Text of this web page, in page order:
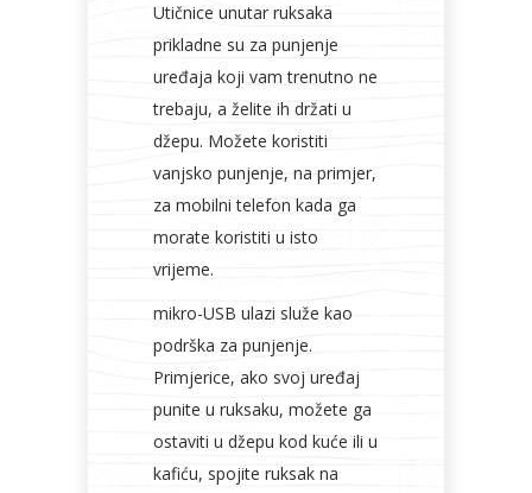
Utičnice unutar ruksaka
prikladne su za punjenje
uređaja koji vam trenutno ne
trebaju, a želite ih držati u
džepu. Možete koristiti
vanjsko punjenje, na primjer,
za mobilni telefon kada ga
morate koristiti u isto
vrijeme.
mikro-USB ulazi služe kao
podrška za punjenje.
Primjerice, ako svoj uređaj
punite u ruksaku, možete ga
ostaviti u džepu kod kuće ili u
kafiću, spojite ruksak na